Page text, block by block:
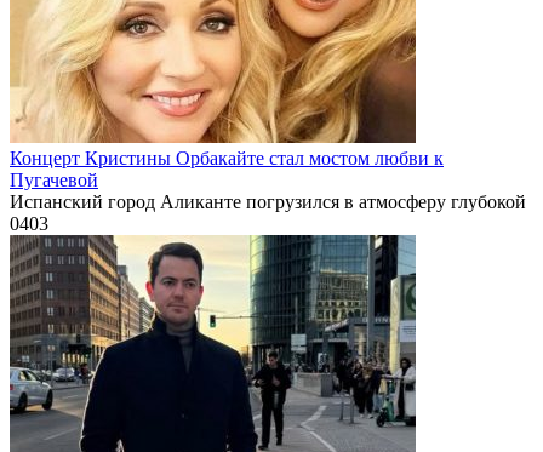
Концерт Кристины Орбакайте стал мостом любви к
Пугачевой
Испанский город Аликанте погрузился в атмосферу глубокой
0403